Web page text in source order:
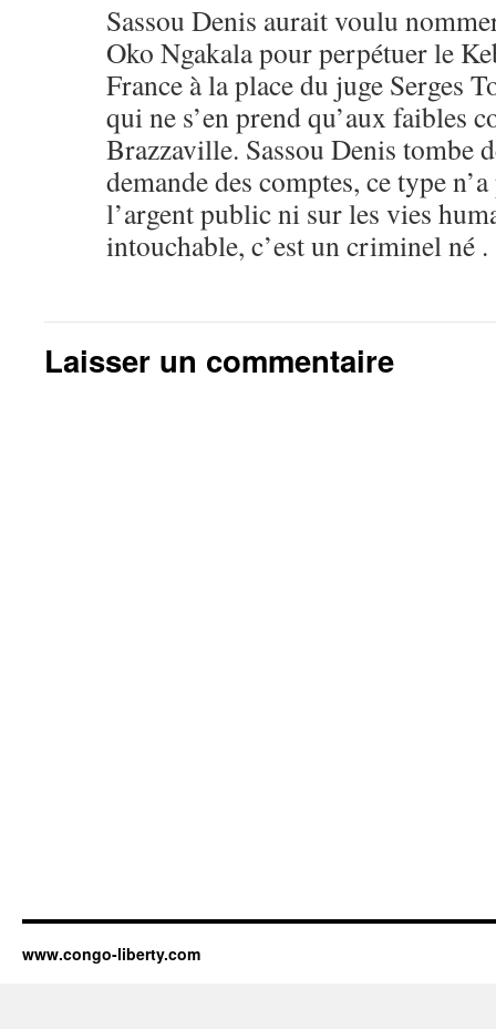
Sassou Denis aurait voulu
Oko Ngakala pour perpétuer le
France à la place du juge Serges
qui ne s’en prend qu’aux faibles
Brazzaville. Sassou Denis tombe
demande des comptes, ce type
l’argent public ni sur les vies
intouchable, c’est un criminel né .
Laisser un commentaire
www.congo-liberty.com